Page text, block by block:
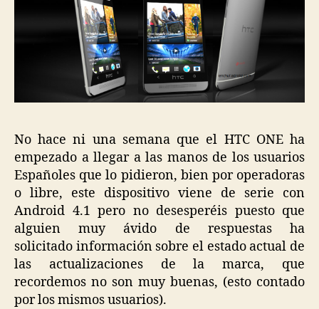
No hace ni una semana que el HTC ONE ha
empezado a llegar a las manos de los usuarios
Españoles que lo pidieron, bien por operadoras
o libre, este dispositivo viene de serie con
Android 4.1 pero no desesperéis puesto que
alguien muy ávido de respuestas ha
solicitado información sobre el estado actual de
las actualizaciones de la marca, que
recordemos no son muy buenas, (esto contado
por los mismos usuarios).